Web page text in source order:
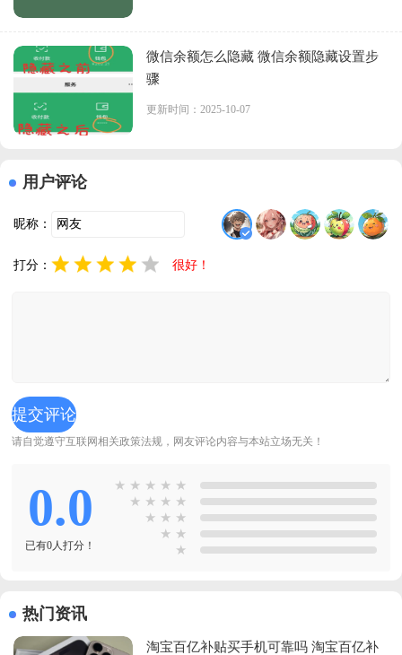
微信余额怎么隐藏 微信余额隐藏设置步
骤
更新时间：2025-10-07
用户评论
昵称：
打分： 很好！
请自觉遵守互联网相关政策法规，网友评论内容与本站立场无关！
0.0
已有0人打分！
★ ★ ★ ★ ★
★ ★ ★ ★
★ ★ ★
★ ★
★
热门资讯
淘宝百亿补贴买手机可靠吗 淘宝百亿补